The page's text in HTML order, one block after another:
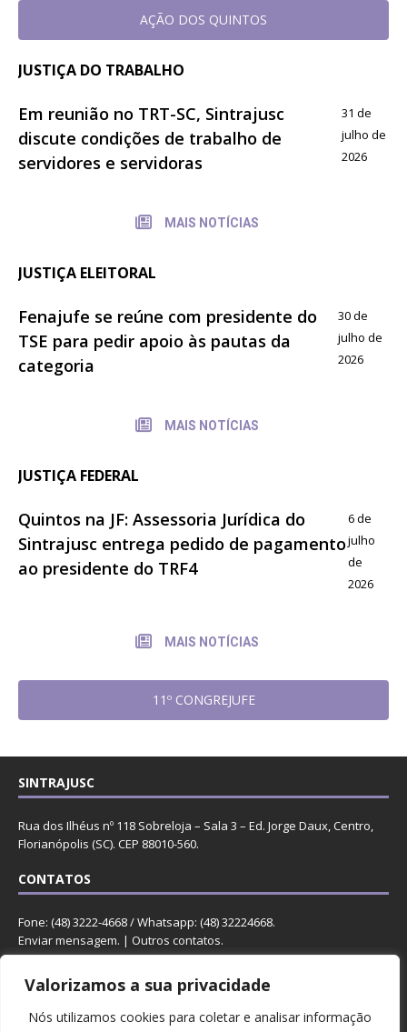
Valorizamos a sua privacidade
Nós utilizamos cookies para coletar e analisar informação
AÇÃO DOS QUINTOS
JUSTIÇA DO TRABALHO
Em reunião no TRT-SC, Sintrajusc
discute condições de trabalho de
servidores e servidoras
31 de
julho de
2026
MAIS NOTÍCIAS
JUSTIÇA ELEITORAL
Fenajufe se reúne com presidente do
TSE para pedir apoio às pautas da
categoria
30 de
julho de
2026
MAIS NOTÍCIAS
JUSTIÇA FEDERAL
Quintos na JF: Assessoria Jurídica do
Sintrajusc entrega pedido de pagamento
ao presidente do TRF4
6 de
julho
de
2026
MAIS NOTÍCIAS
11º CONGREJUFE
SINTRAJUSC
Rua dos Ilhéus nº 118 Sobreloja – Sala 3 – Ed. Jorge Daux, Centro,
Florianópolis (SC). CEP 88010-560.
CONTATOS
Fone: (48) 3222-4668 / Whatsapp: (48) 32224668.
Enviar mensagem. | Outros contatos.
REDES